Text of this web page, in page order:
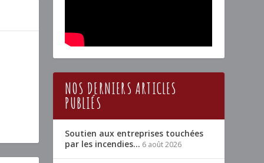
NOS DERNIERS ARTICLES
PUBLIÉS
Soutien aux entreprises touchées
par les incendies… 6 août 2026